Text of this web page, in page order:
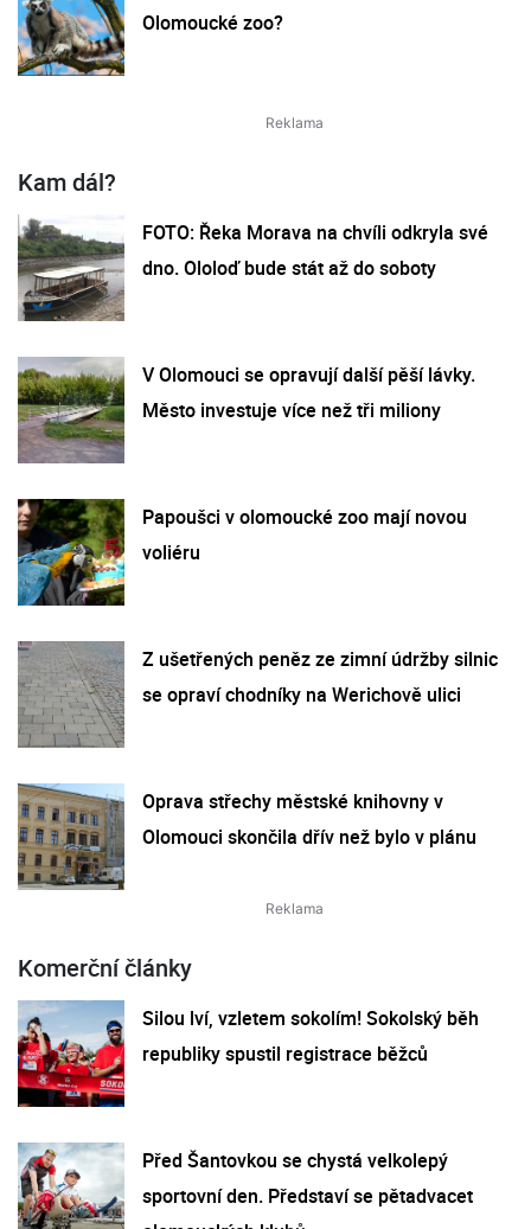
Olomoucké zoo?
Kam dál?
FOTO: Řeka Morava na chvíli odkryla své
dno. Ololoď bude stát až do soboty
V Olomouci se opravují další pěší lávky.
Město investuje více než tři miliony
Papoušci v olomoucké zoo mají novou
voliéru
Z ušetřených peněz ze zimní údržby silnic
se opraví chodníky na Werichově ulici
Oprava střechy městské knihovny v
Olomouci skončila dřív než bylo v plánu
Komerční články
Silou lví, vzletem sokolím! Sokolský běh
republiky spustil registrace běžců
Před Šantovkou se chystá velkolepý
sportovní den. Představí se pětadvacet